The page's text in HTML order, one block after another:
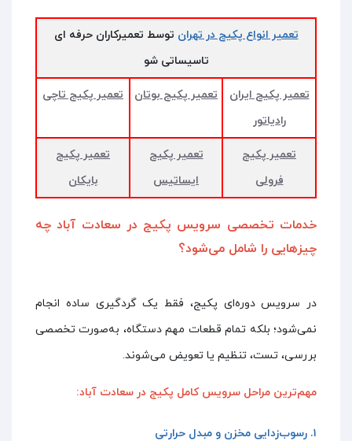
تعمیر انواع پکیج در تهران توسط تعمیرکاران حرفه ای
تاسیساتی شو
تعمیر پکیج ایران
رادیاتور
تعمیر پکیج بوتان تعمیر پکیج تاچی
تعمیر پکیج
فرولی
تعمیر پکیج
ایساتیس
تعمیر پکیج
بایکان
خدمات تخصصی سرویس پکیج در سعادت آباد چه
چیزهایی را شامل می‌شود؟
در سرویس دوره‌ای پکیج، فقط یک گردگیری ساده انجام
نمی‌شود؛ بلکه تمام قطعات مهم دستگاه، به‌صورت تخصصی
بررسی، تست، تنظیم یا تعویض می‌شوند.
مهم‌ترین مراحل سرویس کامل پکیج در سعادت آباد:
۱. رسوب‌زدایی مخزن و مبدل حرارتی